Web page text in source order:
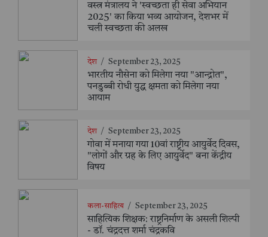
वस्त्र मंत्रालय ने 'स्वच्छता ही सेवा अभियान
2025' का किया भव्य आयोजन, देशभर में
चली स्वच्छता की अलख
देश / September 23, 2025
भारतीय नौसेना को मिलेगा नया "आन्द्रोत",
पनडुब्बी रोधी युद्ध क्षमता को मिलेगा नया
आयाम
देश / September 23, 2025
गोवा में मनाया गया 10वां राष्ट्रीय आयुर्वेद दिवस,
"लोगों और ग्रह के लिए आयुर्वेद" बना केंद्रीय
विषय
कला-साहित्य / September 23, 2025
साहित्यिक शिक्षक: राष्ट्रनिर्माण के असली शिल्पी
- डॉ. चंद्रदत्त शर्मा चंद्रकवि